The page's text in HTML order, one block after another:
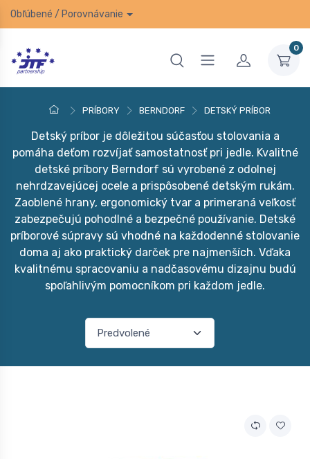
Obľúbené / Porovnávanie
0
PRÍBORY BERNDORF DETSKÝ PRÍBOR
Detský príbor je dôležitou súčasťou stolovania a
pomáha deťom rozvíjať samostatnosť pri jedle. Kvalitné
detské príbory Berndorf sú vyrobené z odolnej
nehrdzavejúcej ocele a prispôsobené detským rukám.
Zaoblené hrany, ergonomický tvar a primeraná veľkosť
zabezpečujú pohodlné a bezpečné používanie. Detské
príborové súpravy sú vhodné na každodenné stolovanie
doma aj ako praktický darček pre najmenších. Vďaka
kvalitnému spracovaniu a nadčasovému dizajnu budú
spoľahlivým pomocníkom pri každom jedle.